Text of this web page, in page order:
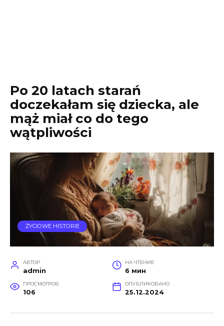
Po 20 latach starań
doczekałam się dziecka, ale
mąż miał co do tego
wątpliwości
ŻYCIOWE HISTORIE
АВТОР
admin
НА ЧТЕНИЕ
6 мин
ПРОСМОТРОВ
106
ОПУБЛИКОВАНО
25.12.2024